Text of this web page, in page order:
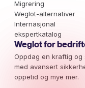
Migrering
Weglot-alternativer
Internasjonal
ekspertkatalog
Weglot for
Oppdag en kraftig og
med avansert
oppetid og mye mer.